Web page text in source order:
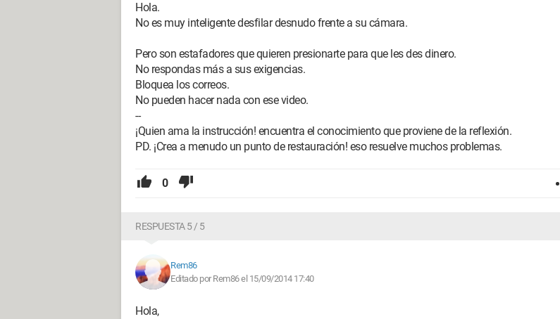
Hola.
No es muy inteligente desfilar desnudo frente a su cámara.
Pero son estafadores que quieren presionarte para que les des dinero.
No respondas más a sus exigencias.
Bloquea los correos.
No pueden hacer nada con ese video.
--
¡Quien ama la instrucción! encuentra el conocimiento que proviene de la reflexión.
PD. ¡Crea a menudo un punto de restauración! eso resuelve muchos problemas.
0
RESPUESTA 5 / 5
Rem86
Editado por Rem86 el 15/09/2014 17:40
Hola,